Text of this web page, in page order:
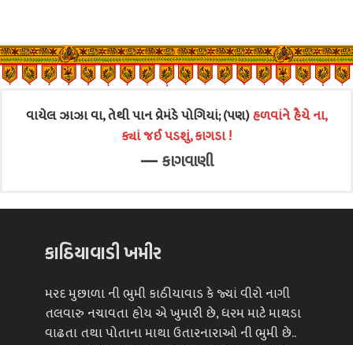
વાયેલ ઝાઝા વા, તેથી પાન વ્રેમંડે પોગિયાં; (પણ)હળવાંને હૈયે ના,
ક્યાં જઈ પડશું, કાગડા !
—કાગવાણી
કાઠિયાવાડી ખમીર
મરદ મુછાળા ની ભુમી કાઠીયાવાડ કે જ્યાં વીરો નાગી
તલવારુ નચાવતા હોય એ ખુમારી છે, ધરમ માટે માથડા
વાઢતા તથા પોતાના માથા ઉતારનારાઓ ની ભુમી છે..